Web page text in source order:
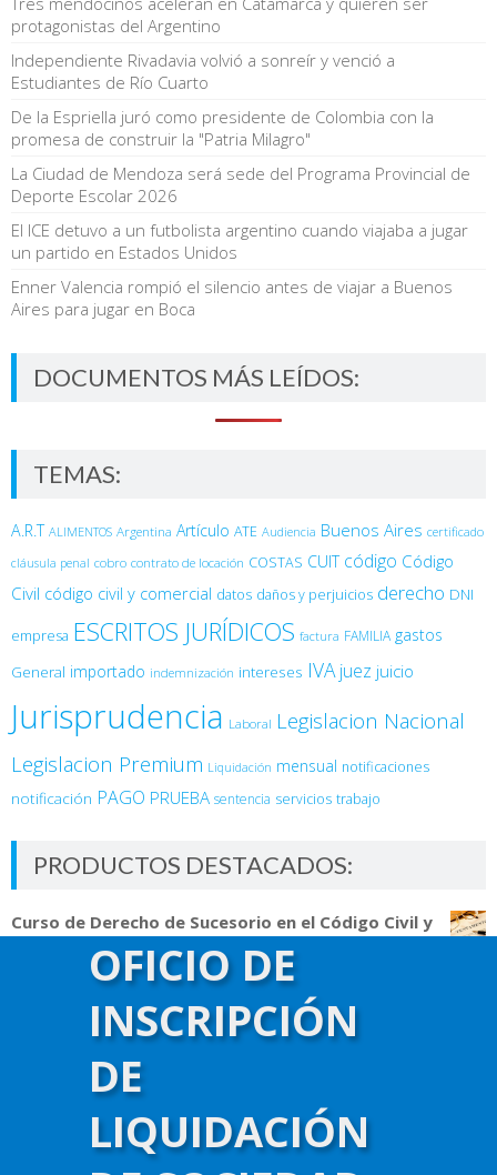
protagonistas del Argentino
Independiente Rivadavia volvió a sonreír y venció a
Estudiantes de Río Cuarto
De la Espriella juró como presidente de Colombia con la
promesa de construir la "Patria Milagro"
La Ciudad de Mendoza será sede del Programa Provincial de
Deporte Escolar 2026
El ICE detuvo a un futbolista argentino cuando viajaba a jugar
un partido en Estados Unidos
Enner Valencia rompió el silencio antes de viajar a Buenos
Aires para jugar en Boca
DOCUMENTOS MÁS LEÍDOS:
TEMAS:
A.R.T ALIMENTOS Argentina Artículo ATE Audiencia Buenos Aires certificado
cláusula penal cobro contrato de locación COSTAS CUIT código Código
Civil código civil y comercial datos daños y perjuicios derecho DNI
empresa ESCRITOS JURÍDICOS factura FAMILIA gastos
General importado indemnización intereses IVA juez juicio
Jurisprudencia Laboral Legislacion Nacional
Legislacion Premium Liquidación mensual notificaciones
notificación PAGO PRUEBA sentencia servicios trabajo
PRODUCTOS DESTACADOS:
Curso de Derecho de Sucesorio en el Código Civil y
Comercial
14,800.00
14,800.00
Taller de Mobbing, Discriminación y Violencia en el
12,500.00
OFICIO DE
INSCRIPCIÓN
DE
LIQUIDACIÓN